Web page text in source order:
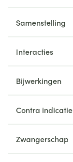
Samenstelling
Interacties
Bijwerkingen
Contra indicatie
Zwangerschap